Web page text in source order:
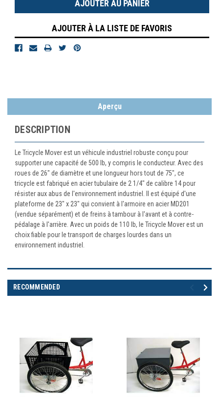
AJOUTER À LA LISTE DE FAVORIS
Aperçu
DESCRIPTION
Le Tricycle Mover est un véhicule industriel robuste conçu pour
supporter une capacité de 500 lb, y compris le conducteur. Avec des
roues de 26" de diamètre et une longueur hors tout de 75", ce
tricycle est fabriqué en acier tubulaire de 2 1/4" de calibre 14 pour
résister aux abus de l'environnement industriel. Il est équipé d'une
plateforme de 23" x 23" qui convient à l'armoire en acier MD201
(vendue séparément) et de freins à tambour à l'avant et à contre-
pédalage à l'arrière. Avec un poids de 110 lb, le Tricycle Mover est un
choix fiable pour le transport de charges lourdes dans un
environnement industriel.
RECOMMENDED